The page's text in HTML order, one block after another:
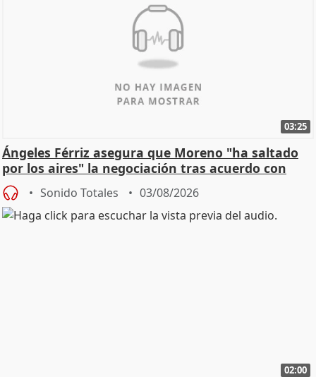
03:25
Ángeles Férriz asegura que Moreno "ha saltado
por los aires" la negociación tras acuerdo con
SMA
Sonido Totales 03/08/2026
02:00